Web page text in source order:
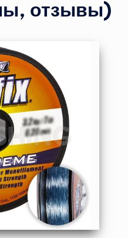
отзывы)